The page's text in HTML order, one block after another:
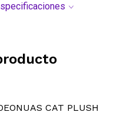
CAT PLUSH